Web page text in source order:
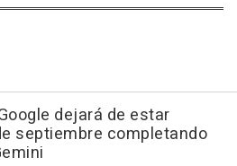
dejará de estar
septiembre completando